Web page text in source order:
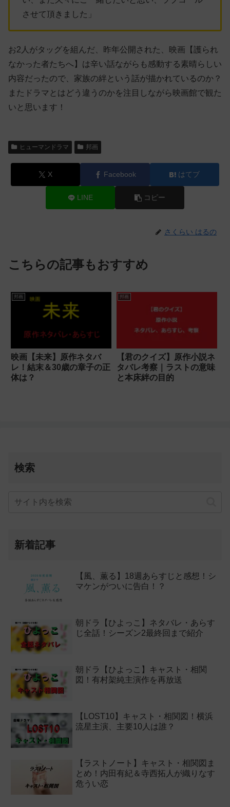
させて頂きました」
お2人がタッグを組んだ、昨年公開された、映画【護られ
なかった者たちへ】は辛い話ながらも感動する素晴らしい
内容だったので、家族の絆という話が描かれているのか？
またドラマとはどう違うのかを注目しながら映画館で観た
いと思います！
ヒューマンドラマ 邦画
X Facebook はてブ
LINE コピー
さくらい はるの
こちらの記事もおすすめ
邦画
映画【未来】原作ネタバ
レ！結末＆30歳の章子の正
体は？
邦画
【君のクイズ】原作小説ネ
タバレ考察｜ラストの意味
と本床絆の目的
検索
新着記事
【風、薫る】18週あらすじと感想！シ
マケンがついに告白！？
朝ドラ【ひよっこ】ネタバレ・あらす
じ全話！シーズン2最終回まで紹介
朝ドラ【ひよっこ】キャスト・相関
図！有村架純主演作を再放送
【LOST10】キャスト・相関図！横浜
流星主演、主要10人は誰？
【ラストノート】キャスト・相関図ま
とめ！内田有紀＆寺西拓人が織りなす
危うい恋